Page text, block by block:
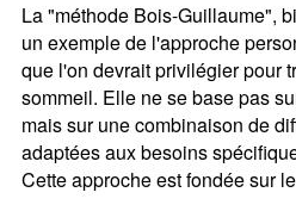
La "méthode Bois-Guillaume",
un exemple de l'approche
que l'on devrait privilégier pour
sommeil. Elle ne se base pas
mais sur une combinaison de
adaptées aux besoins
Cette approche est fondée sur